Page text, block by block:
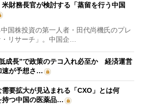
財務長官が検討する「蒸留を行う中国
国株投資の第一人者・田代尚機氏のプレ
リサーチ」。中国企…
成長”で政策のテコ入れ必至か 経済運営
速が予想さ…
要拡大が見込まれる「CXO」とは何
つ中国の医薬品…